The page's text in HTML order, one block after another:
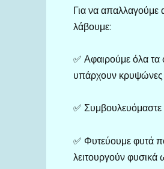
Για να απαλλαγούμε
λάβουμε:
✅ Αφαιρούμε όλα
υπάρχουν κρυψώνες
✅ Συμβουλευόμαστε
✅ Φυτεύουμε φυτά
λειτουργούν φυσικά